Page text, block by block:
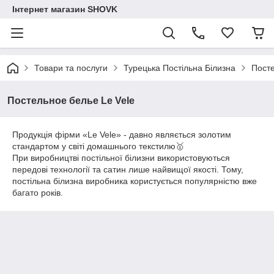
Інтернет магазин SHOVK
Товари та послуги Турецька Постільна Білизна
Постельное белье Le Vele
Продукція фірми «Le Vele» - давно являється золотим
стандартом у світі домашнього текстилю🥇
При виробництві постільної білизни використовуються
передові технології та сатин лише найвищої якості. Тому,
постільна білизна виробника користується популярністю вже
багато років.